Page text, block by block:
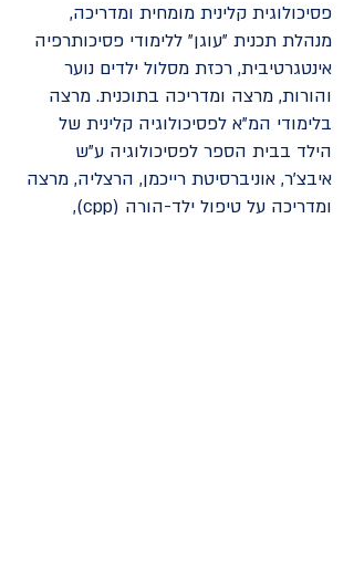
פסיכולוגית קלינית מומחית ומדריכה,
מנהלת תכנית "עוגן" ללימודי פסיכותרפיה
אינטגרטיבית, רכזת מסלול ילדים נוער
והורות, מרצה ומדריכה בתוכנית. מרצה
בלימודי המ"א לפסיכולוגיה קלינית של
הילד בבית הספר לפסיכולוגיה ע"ש
איבצ'ר, אוניברסיטת רייכמן, הרצליה, מרצה
ומדריכה על טיפול ילד-הורה (cpp),